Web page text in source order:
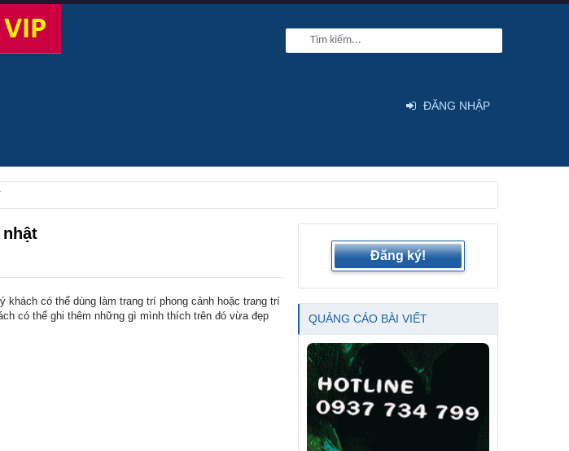
có thể dùng làm trang trí phong cảnh hoặc trang trí
có thể ghi thêm những gì mình thích trên đó vừa đẹp
Đăng ký!
QUẢNG CÁO BÀI VIẾT
ĐĂNG NHẬP